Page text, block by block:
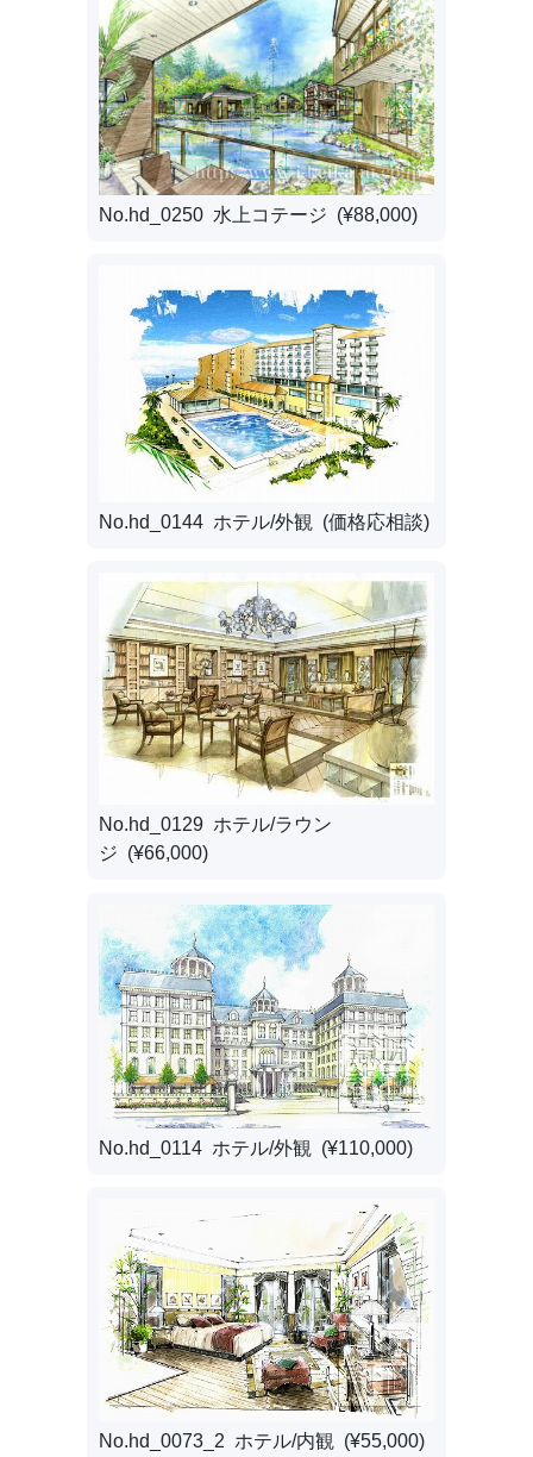
No.hd_0250 水上コテージ (¥88,000)
No.hd_0144 ホテル/外観 (価格応相談)
No.hd_0129 ホテル/ラウン
ジ (¥66,000)
No.hd_0114 ホテル/外観 (¥110,000)
No.hd_0073_2 ホテル/内観 (¥55,000)